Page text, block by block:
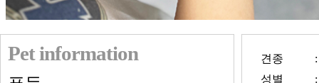
Pet information 견종
:
성별
: